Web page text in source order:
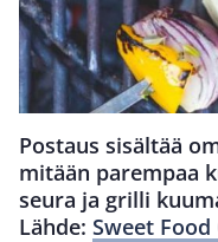
Postaus sisältää
mitään parempaa
seura ja grilli
Lähde: Sweet Food